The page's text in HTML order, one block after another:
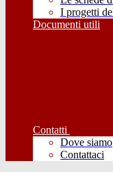
I progetti
Documenti utili
Contatti
Dove siamo
Contattaci